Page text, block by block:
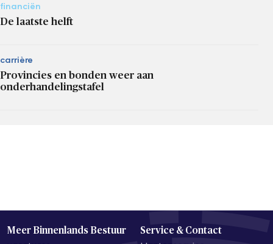
financiën
De laatste helft
carrière
Provincies en bonden weer aan
onderhandelingstafel
Meer Binnenlands Bestuur Service & Contact